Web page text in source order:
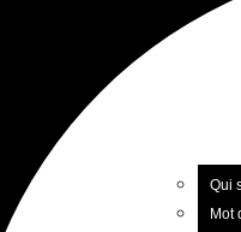
Qui
Mot